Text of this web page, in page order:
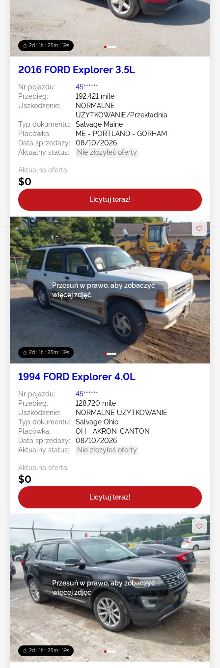
2d : 1h : 25m : 16s
2016 FORD Explorer 3.5L
Nr pojazdu:
45******
Przebieg:
192,421 mile
Uszkodzenie:
NORMALNE
UŻYTKOWANIE/Przekładnia
Typ dokumentu:
Salvage Maine
Placówka:
ME - PORTLAND - GORHAM
Data sprzedaży:
08/10/2026
Aktualny status:
Nie złożyłeś oferty
Aktualna oferta:
$0
Licytuj teraz!
2d : 1h : 25m : 16s
Przesuń w prawo, aby zobaczyć
więcej zdjęć
1994 FORD Explorer 4.0L
Nr pojazdu:
45******
Przebieg:
128,720 mile
Uszkodzenie:
NORMALNE UŻYTKOWANIE
Typ dokumentu:
Salvage Ohio
Placówka:
OH - AKRON-CANTON
Data sprzedaży:
08/10/2026
Aktualny status:
Nie złożyłeś oferty
Aktualna oferta:
$0
Licytuj teraz!
2d : 1h : 25m : 16s
Przesuń w prawo, aby zobaczyć
więcej zdjęć